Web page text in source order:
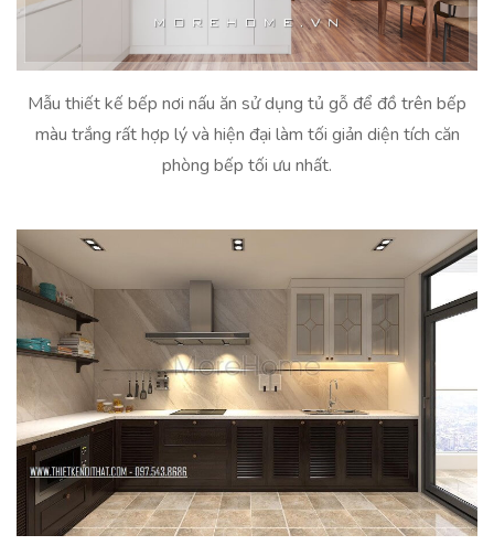
Mẫu thiết kế bếp nơi nấu ăn sử dụng tủ gỗ để đồ trên bếp
màu trắng rất hợp lý và hiện đại làm tối giản diện tích căn
phòng bếp tối ưu nhất.